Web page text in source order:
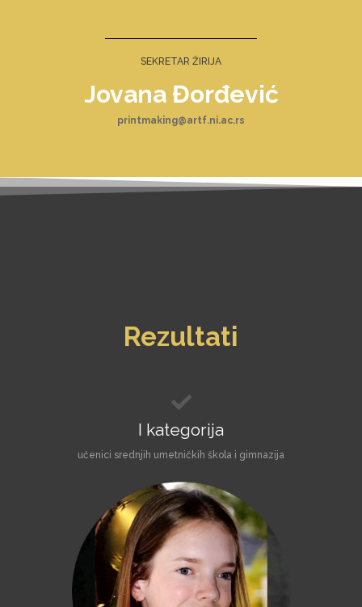
SEKRETAR ŽIRIJA
Jovana Đorđević
printmaking@artf.ni.ac.rs
Rezultati
I kategorija
učenici srednjih umetničkih škola i gimnazija